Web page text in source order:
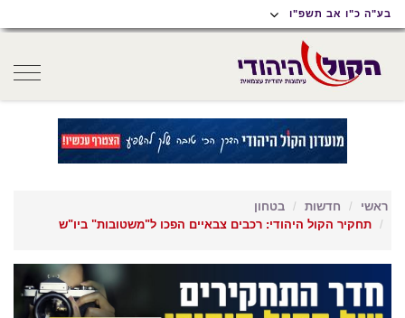
תפריט
נגישות
תפריט
ראשי
תוכן
ראשי
בע"ה כ"ו אב תשפ"ו
ראשי חדשות
בטחון
תחקיר הקול היהודי: רכבים צבאיים הפכו ל"משטובות" ביו"ש